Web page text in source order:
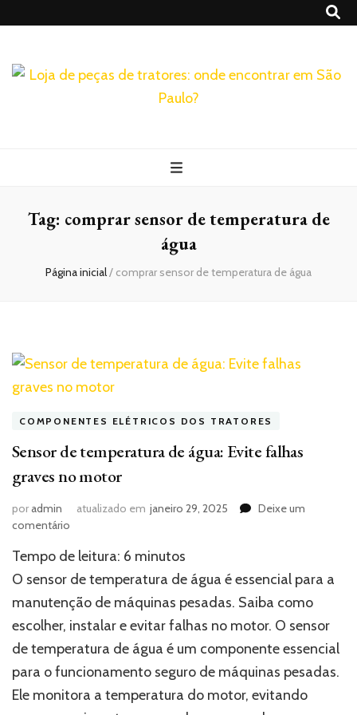
Tag: comprar sensor de temperatura de
água
Página inicial/ comprar sensor de temperatura de água
COMPONENTES ELÉTRICOS DOS TRATORES
Sensor de temperatura de água: Evite falhas
graves no motor
poradmin atualizado em janeiro 29, 2025
Deixe um
comentário
de
temperatura
água:
Evite
falhas
graves
no
motor
Tempo de leitura: 6 minutos
O sensor de temperatura de água é essencial para a
manutenção de máquinas pesadas. Saiba como
escolher, instalar e evitar falhas no motor. O sensor
de temperatura de água é um componente essencial
para o funcionamento seguro de máquinas pesadas.
Ele monitora a temperatura do motor, evitando